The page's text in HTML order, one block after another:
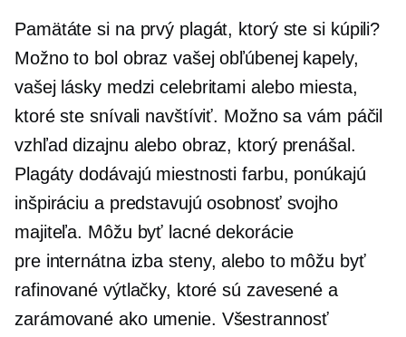
Pamätáte si na prvý plagát, ktorý ste si kúpili?
Možno to bol obraz vašej obľúbenej kapely,
vašej lásky medzi celebritami alebo miesta,
ktoré ste snívali navštíviť. Možno sa vám páčil
vzhľad dizajnu alebo obraz, ktorý prenášal.
Plagáty dodávajú miestnosti farbu, ponúkajú
inšpiráciu a predstavujú osobnosť svojho
majiteľa. Môžu byť lacné dekorácie
pre internátna izba steny, alebo to môžu byť
rafinované výtlačky, ktoré sú zavesené a
zarámované ako umenie. Všestrannosť